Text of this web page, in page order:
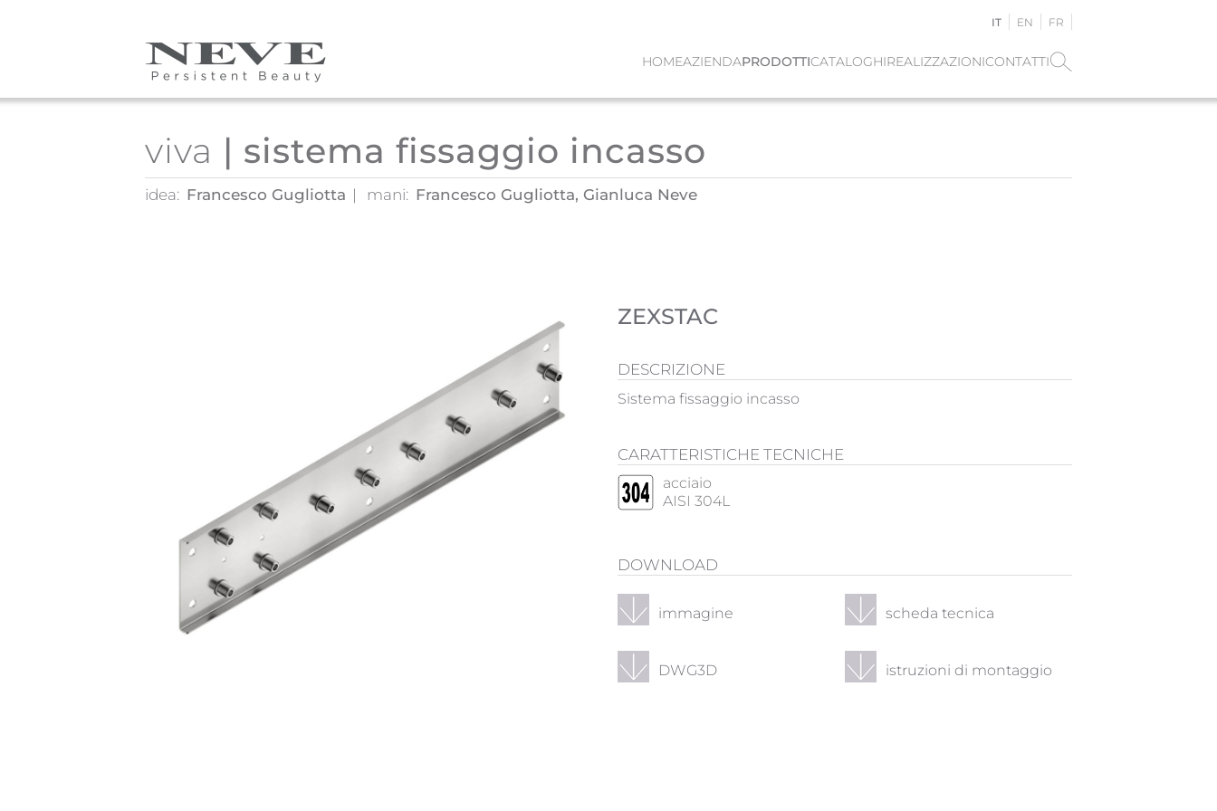
Skip to main content
IT EN FR
HOMEAZIENDAPRODOTTICATALOGHIREALIZZAZIONICONTATTI
viva | sistema fissaggio incasso
idea: Francesco Gugliotta mani: Francesco Gugliotta, Gianluca Neve
ZEXSTAC
DESCRIZIONE
Sistema fissaggio incasso
CARATTERISTICHE TECNICHE
acciaio
AISI 304L
DOWNLOAD
immagine scheda tecnica
DWG3D istruzioni di montaggio